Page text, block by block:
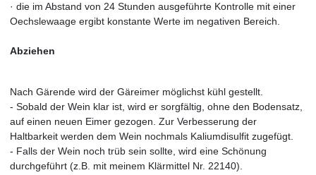
· die im Abstand von 24 Stunden ausgeführte Kontrolle mit einer
Oechslewaage ergibt konstante Werte im negativen Bereich.
Abziehen
Nach Gärende wird der Gäreimer möglichst kühl gestellt.
- Sobald der Wein klar ist, wird er sorgfältig, ohne den Bodensatz,
auf einen neuen Eimer gezogen. Zur Verbesserung der
Haltbarkeit werden dem Wein nochmals Kaliumdisulfit zugefügt.
- Falls der Wein noch trüb sein sollte, wird eine Schönung
durchgeführt (z.B. mit meinem Klärmittel Nr. 22140).